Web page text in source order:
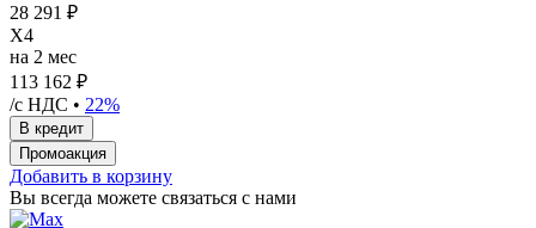
28 291 ₽
X4
на 2 мес
113 162 ₽
/с НДС • 22%
Добавить в корзину
Вы всегда можете связаться с нами